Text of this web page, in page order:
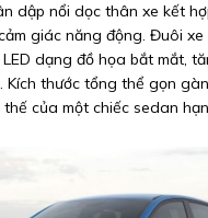
dập nổi dọc thân xe kết
giác năng động. Đuôi
dạng đồ họa bắt mắt,
Kích thước tổng thể gọn
của một chiếc sedan